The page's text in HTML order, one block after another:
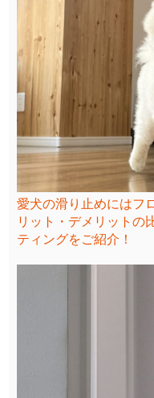
愛犬の滑り止めにはフ
リット・デメリットの
ティングをご紹介！